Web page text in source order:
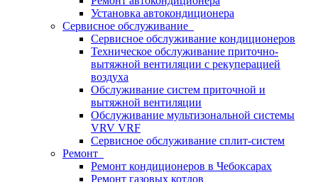
Установка автокондиционера
Сервисное обслуживание
Сервисное обслуживание кондиционеров
Техническое обслуживание приточно-
вытяжной вентиляции с рекуперацией
воздуха
Обслуживание систем приточной и
вытяжной вентиляции
Обслуживание мультизональной системы
VRV VRF
Сервисное обслуживание сплит-систем
Ремонт
Ремонт кондиционеров в Чебоксарах
Ремонт газовых котлов